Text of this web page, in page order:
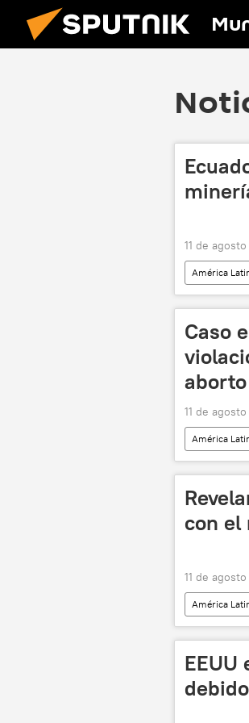
11 de
América
Rafael
Caso
aborto
11 de
América
con el
11 de
América